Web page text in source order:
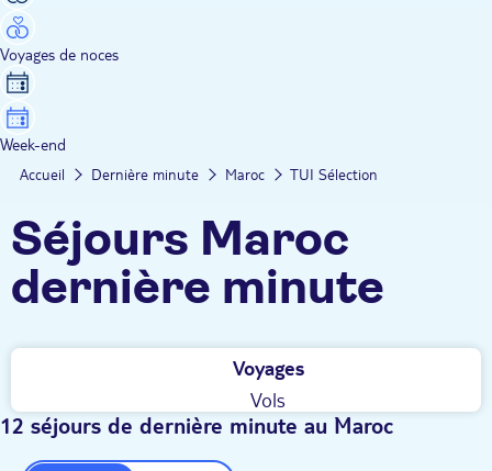
Voyages de noces
Week-end
Accueil Dernière minute Maroc TUI Sélection
Séjours Maroc
dernière minute
Voyages
Vols
12 séjours de dernière minute au Maroc